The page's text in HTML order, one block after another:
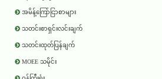
အမိန့်ကြော်ငြာစာများ
သတင်းစာရှင်းလင်းချက်
သတင်းထုတ်ပြန်ချက်
MOEE သမိုင်း